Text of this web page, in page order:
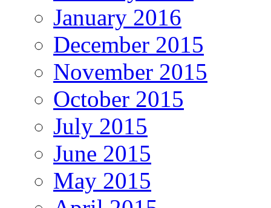
January 2016
December 2015
November 2015
October 2015
July 2015
June 2015
May 2015